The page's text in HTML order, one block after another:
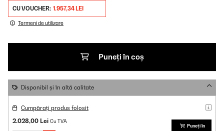
CU VOUCHER: 1.957,34 LEI
Termeni de utilizare
Puneți în coș
Disponibil și în altă calitate
Cumpărați produs folosit
2.028,00 Lei Cu TVA
Puneți în